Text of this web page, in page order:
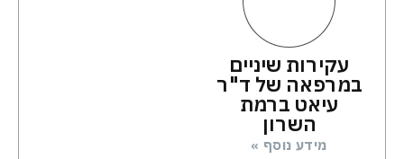
עקירות שיניים
במרפאה של ד"ר
עיאט ברמת
השרון
מידע נוסף »